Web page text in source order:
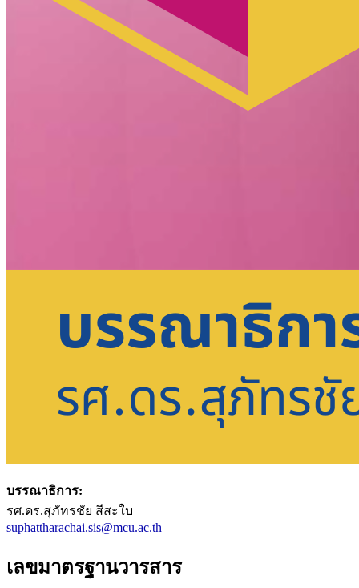
บรรณาธิการ:
รศ.ดร.สุภัทรชัย สีสะใบ
suphattharachai.sis@mcu.ac.th
เลขมาตรฐานวารสาร